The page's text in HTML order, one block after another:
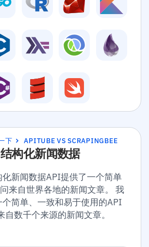
下 APITUBE VS SCRAPINGBEE
结构化新闻数据
新闻数据API提供了一个简单
来自世界各地的新闻文章。 我
简单、一致和易于使用的API
自数千个来源的新闻文章。